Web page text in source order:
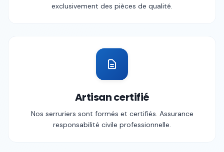
exclusivement des pièces de qualité.
Artisan certifié
Nos serruriers sont formés et certifiés. Assurance
responsabilité civile professionnelle.